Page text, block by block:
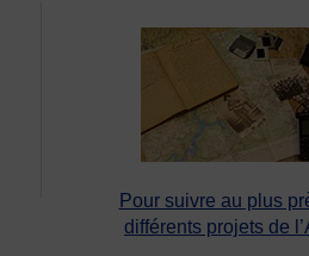
Pour suivre au plus
différents projets de